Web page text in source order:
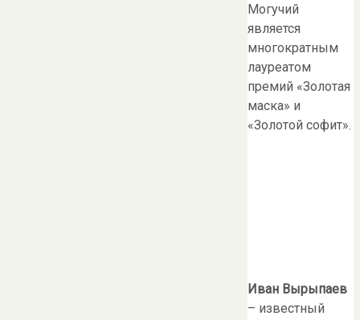
Могучий
является
многократным
лауреатом
премий «Золотая
маска» и
«Золотой софит».
Иван Вырыпаев
– известный